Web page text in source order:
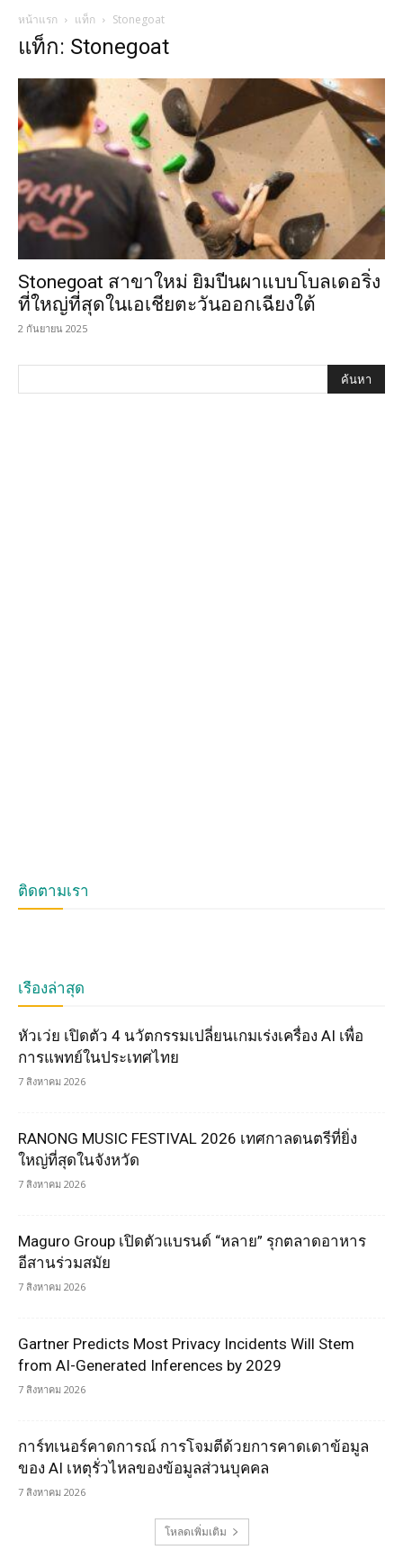
หน้าแรก แท็ก Stonegoat
แท็ก: Stonegoat
Stonegoat สาขาใหม่ ยิมปีนผาแบบโบลเดอริ่ง
ที่ใหญ่ที่สุดในเอเชียตะวันออกเฉียงใต้
2 กันยายน 2025
ติดตามเรา
เรื่องล่าสุด
หัวเว่ย เปิดตัว 4 นวัตกรรมเปลี่ยนเกมเร่งเครื่อง AI เพื่อ
การแพทย์ในประเทศไทย
7 สิงหาคม 2026
RANONG MUSIC FESTIVAL 2026 เทศกาลดนตรีที่ยิ่ง
ใหญ่ที่สุดในจังหวัด
7 สิงหาคม 2026
Maguro Group เปิดตัวแบรนด์ “หลาย” รุกตลาดอาหาร
อีสานร่วมสมัย
7 สิงหาคม 2026
Gartner Predicts Most Privacy Incidents Will Stem
from AI-Generated Inferences by 2029
7 สิงหาคม 2026
การ์ทเนอร์คาดการณ์ การโจมตีด้วยการคาดเดาข้อมูล
ของ AI เหตุรั่วไหลของข้อมูลส่วนบุคคล
7 สิงหาคม 2026
โหลดเพิ่มเติม